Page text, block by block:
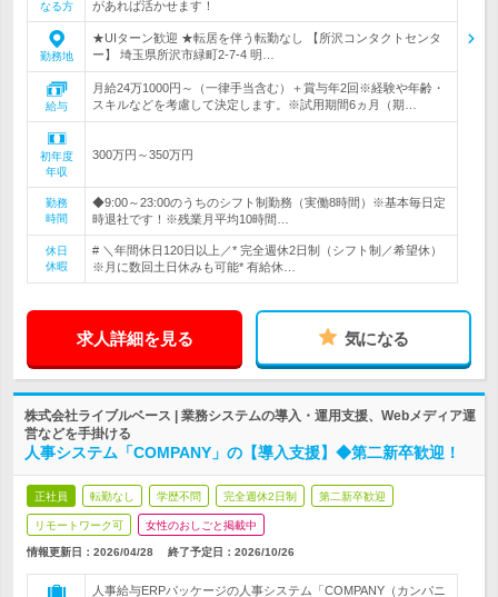
なる方 があれば活かせます！
勤務地
★UIターン歓迎 ★転居を伴う転勤なし 【所沢コンタクトセンタ
ー】 埼玉県所沢市緑町2-7-4 明…
給与
月給24万1000円～（一律手当含む）＋賞与年2回※経験や年齢・
スキルなどを考慮して決定します。※試用期間6ヵ月（期…
初年度
年収
300万円～350万円
勤務
時間
◆9:00～23:00のうちのシフト制勤務（実働8時間）※基本毎日定
時退社です！※残業月平均10時間…
休日
休暇
# ＼年間休日120日以上／* 完全週休2日制（シフト制／希望休）
※月に数回土日休みも可能* 有給休…
求人詳細を見る 気になる
株式会社ライブルベース | 業務システムの導入・運用支援、Webメディア運
営などを手掛ける
人事システム「COMPANY」の【導入支援】◆第二新卒歓迎！
正社員 転勤なし 学歴不問 完全週休2日制 第二新卒歓迎
リモートワーク可 女性のおしごと掲載中
情報更新日：2026/04/28 終了予定日： 2026/10/26
人事給与ERPパッケージの人事システム「COMPANY（カンパニ